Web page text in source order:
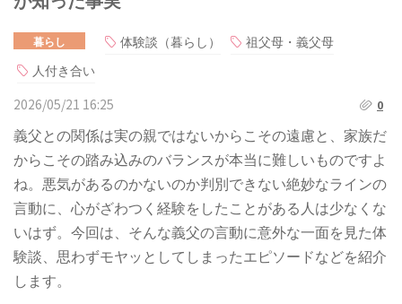
暮らし 体験談（暮らし）
祖父母・義父母
人付き合い
2026/05/21 16:25
0
義父との関係は実の親ではないからこその遠慮と、家族だ
からこその踏み込みのバランスが本当に難しいものですよ
ね。悪気があるのかないのか判別できない絶妙なラインの
言動に、心がざわつく経験をしたことがある人は少なくな
いはず。今回は、そんな義父の言動に意外な一面を見た体
験談、思わずモヤッとしてしまったエピソードなどを紹介
します。